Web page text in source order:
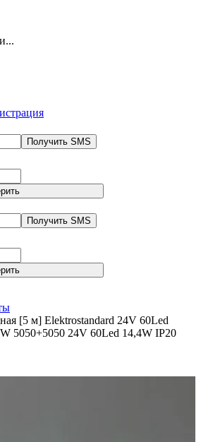
Получить SMS
Получить SMS
[5 м] Elektrostandard 24V 60Led
5050+5050 24V 60Led 14,4W IP20